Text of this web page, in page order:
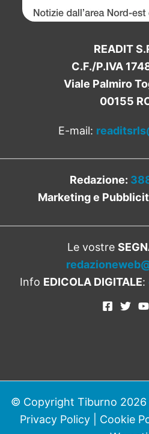
READIT
C.F./P.IVA
Viale Palmiro
00155
E-mail:
Redazione:
Marketing e
Le vostre
Info EDICOLA DIGITALE:
© Copyright Tiburno 2026
Privacy Policy| Cookie